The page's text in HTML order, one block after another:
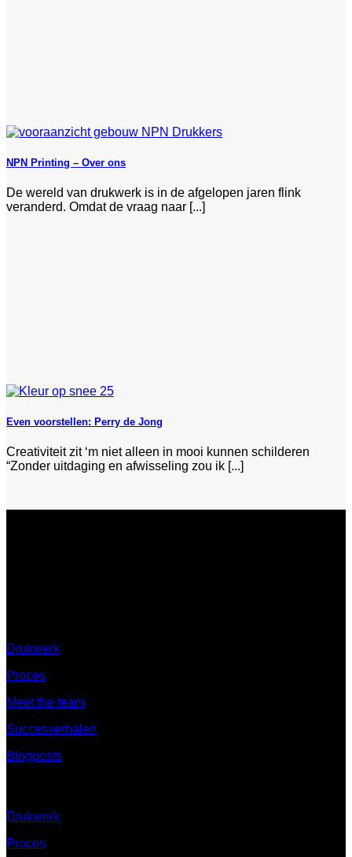
NPN Printing – Over ons
De wereld van drukwerk is in de afgelopen jaren flink
veranderd. Omdat de vraag naar [...]
Even voorstellen: Perry de Jong
Creativiteit zit ‘m niet alleen in mooi kunnen schilderen
“Zonder uitdaging en afwisseling zou ik [...]
Drukwerk
Proces
Meet the team
Succesverhalen
Blogposts
Drukwerk
Proces